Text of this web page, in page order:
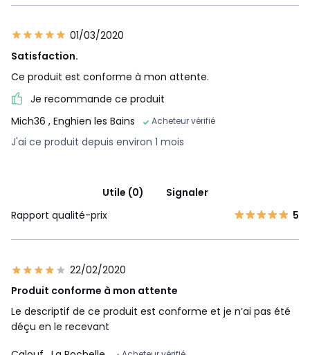
01/03/2020
Satisfaction.
Ce produit est conforme à mon attente.
Je recommande ce produit
Mich36 , Enghien les Bains Acheteur vérifié
J'ai ce produit depuis environ 1 mois
Utile (0)
Signaler
Rapport qualité-prix
5
22/02/2020
Produit conforme à mon attente
Le descriptif de ce produit est conforme et je n’ai pas été
déçu en le recevant